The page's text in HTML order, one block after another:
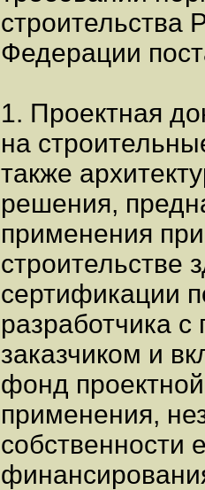
строительства
Федерации
1. Проектная
на
также
решения,
применения
строительстве
сертификации
разработчика
заказчиком и
фонд
применения,
собственности